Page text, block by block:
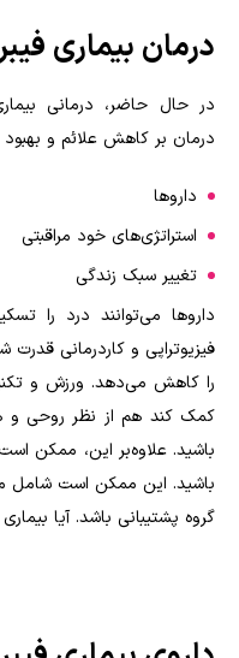
درمان بیماری
در حال حاضر، درمانی
درمان بر کاهش علائم و بهبود
داروها
استراتژی‌های خود مراقبتی
تغییر سبک زندگی
داروها می‌توانند درد را
فیزیوتراپی و کاردرمانی
را کاهش می‌دهد. ورزش و
کمک کند هم از نظر روحی و
باشید. علاوه‌بر این، ممکن
باشید. این ممکن است شامل
گروه پشتیبانی باشد. آیا